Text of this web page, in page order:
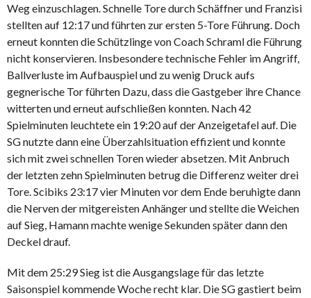
Weg einzuschlagen. Schnelle Tore durch Schäffner und Franzisi
stellten auf 12:17 und führten zur ersten 5-Tore Führung. Doch
erneut konnten die Schützlinge von Coach Schraml die Führung
nicht konservieren. Insbesondere technische Fehler im Angriff,
Ballverluste im Aufbauspiel und zu wenig Druck aufs
gegnerische Tor führten Dazu, dass die Gastgeber ihre Chance
witterten und erneut aufschließen konnten. Nach 42
Spielminuten leuchtete ein 19:20 auf der Anzeigetafel auf. Die
SG nutzte dann eine Überzahlsituation effizient und konnte
sich mit zwei schnellen Toren wieder absetzen. Mit Anbruch
der letzten zehn Spielminuten betrug die Differenz weiter drei
Tore. Scibiks 23:17 vier Minuten vor dem Ende beruhigte dann
die Nerven der mitgereisten Anhänger und stellte die Weichen
auf Sieg, Hamann machte wenige Sekunden später dann den
Deckel drauf.
Mit dem 25:29 Sieg ist die Ausgangslage für das letzte
Saisonspiel kommende Woche recht klar. Die SG gastiert beim